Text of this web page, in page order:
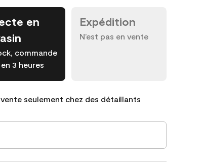
en
commande
3 heures
Expédition
N’est pas en vente
seulement chez des détaillants